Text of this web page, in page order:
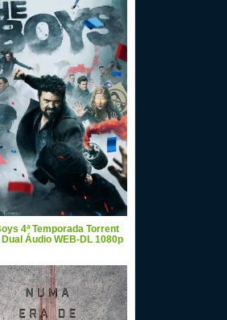
4ª Temporada Torrent
Áudio WEB-DL 1080p